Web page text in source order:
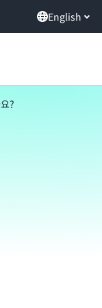
English
?